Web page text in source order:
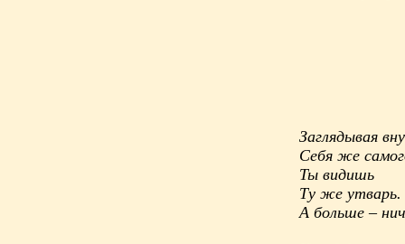
Заглядывая
Себя же
Ты видишь
Ту же утварь.
А больше –